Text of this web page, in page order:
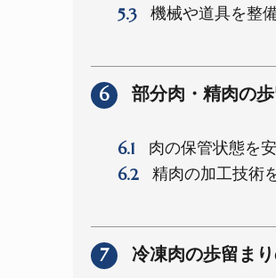
5.3 機械や道具を整
6 部分肉・精肉の
6.1 肉の保管状態を
6.2 精肉の加工技術
7 冷凍肉の歩留ま